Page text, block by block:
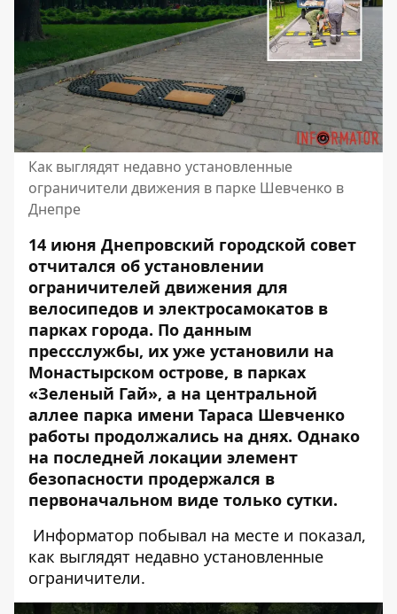
Как выглядят недавно установленные
ограничители движения в парке Шевченко в
Днепре
14 июня Днепровский городской совет
отчитался об установлении
ограничителей движения для
велосипедов и электросамокатов в
парках города. По данным
прессслужбы, их уже установили на
Монастырском острове, в парках
«Зеленый Гай», а на центральной
аллее парка имени Тараса Шевченко
работы продолжались на днях. Однако
на последней локации элемент
безопасности продержался в
первоначальном виде только сутки.
Информатор побывал на месте и показал,
как выглядят недавно установленные
ограничители.